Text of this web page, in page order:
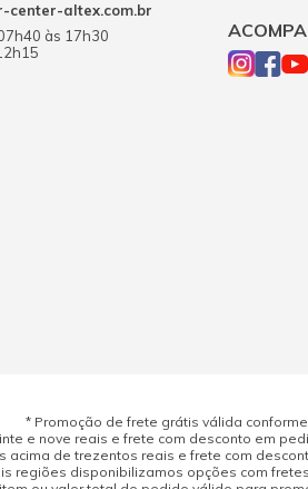
center-altex.com.br
às 17h30
* Promoção de frete grátis válida
e nove reais e frete com desconto em
de trezentos reais e frete com
regiões disponibilizamos opções com